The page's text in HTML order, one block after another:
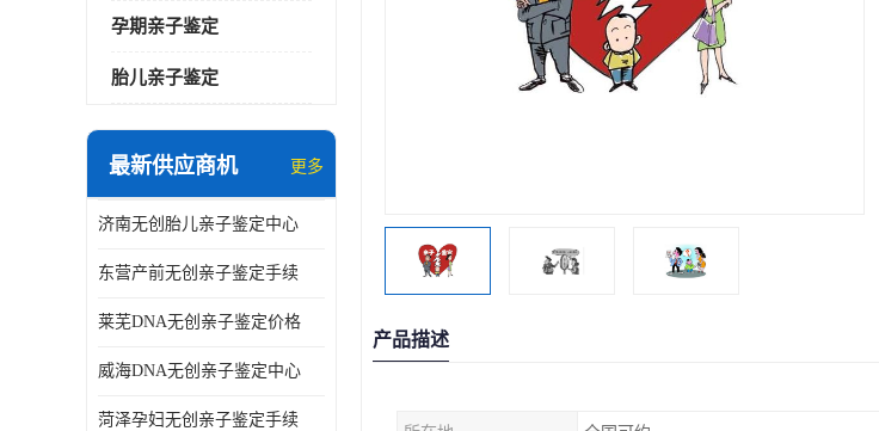
孕期亲子鉴定
胎儿亲子鉴定
最新供应商机 更多
济南无创胎儿亲子鉴定中心
东营产前无创亲子鉴定手续
莱芜DNA无创亲子鉴定价格
威海DNA无创亲子鉴定中心
菏泽孕妇无创亲子鉴定手续
产品描述